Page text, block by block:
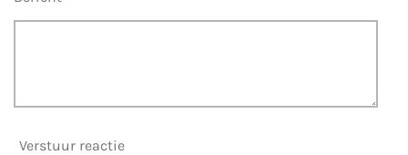
Verstuur reactie